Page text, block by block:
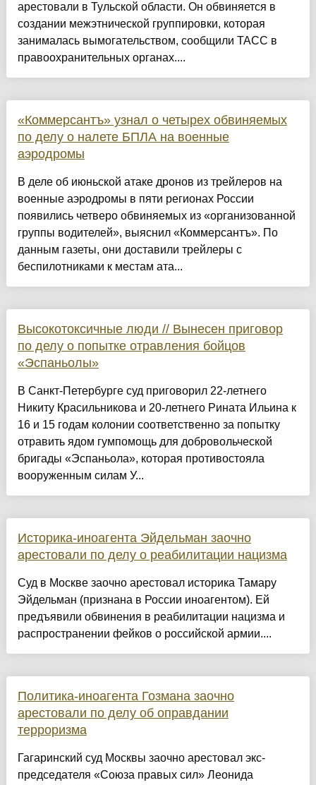
арестовали в Тульской области. Он обвиняется в
создании межэтнической группировки, которая
занималась вымогательством, сообщили ТАСС в
правоохранительных органах....
«Коммерсантъ» узнал о четырех обвиняемых
по делу о налете БПЛА на военные
аэродромы
В деле об июньской атаке дронов из трейлеров на
военные аэродромы в пяти регионах России
появились четверо обвиняемых из «организованной
группы водителей», выяснил «Коммерсантъ». По
данным газеты, они доставили трейлеры с
беспилотниками к местам ата...
Высокотоксичные люди // Вынесен приговор
по делу о попытке отравления бойцов
«Эспаньолы»
В Санкт-Петербурге суд приговорил 22-летнего
Никиту Красильникова и 20-летнего Рината Ильина к
16 и 15 годам колонии соответственно за попытку
отравить ядом гумпомощь для добровольческой
бригады «Эспаньола», которая противостояла
вооруженным силам У...
Историка-иноагента Эйдельман заочно
арестовали по делу о реабилитации нацизма
Суд в Москве заочно арестовал историка Тамару
Эйдельман (признана в России иноагентом). Ей
предъявили обвинения в реабилитации нацизма и
распространении фейков о российской армии....
Политика-иноагента Гозмана заочно
арестовали по делу об оправдании
терроризма
Гагаринский суд Москвы заочно арестовал экс-
председателя «Союза правых сил» Леонида